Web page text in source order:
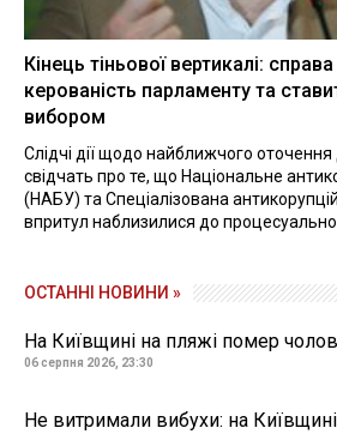
Кінець тіньової вертикалі:
керованість парламенту та
вибором
Слідчі дії щодо найближчого
свідчать про те, що Національне
(НАБУ) та Спеціалізована
впритул наблизилися до
ОСТАННІ НОВИНИ »
На Київщині на пляжі помер
06 серпня 2026, 23:30
Не витримали вибухи: на